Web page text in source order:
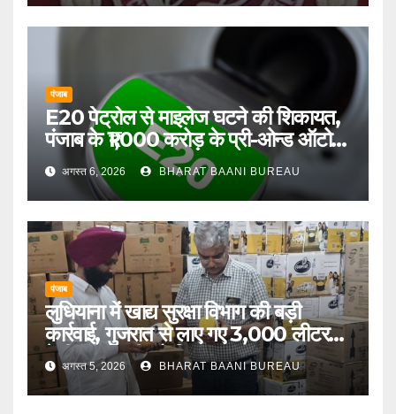
पंजाब
E20 पेट्रोल से माइलेज घटने की शिकायत,
पंजाब के ₹1,000 करोड़ के प्री-ओन्ड ऑटो
बाजार पर बढ़ा दबाव
अगस्त 6, 2026 BHARAT BAANI BUREAU
पंजाब
लुधियाना में खाद्य सुरक्षा विभाग की बड़ी
कार्रवाई, गुजरात से लाए गए 3,000 लीटर
देसी गाय के घी को किया जब्त
अगस्त 5, 2026 BHARAT BAANI BUREAU